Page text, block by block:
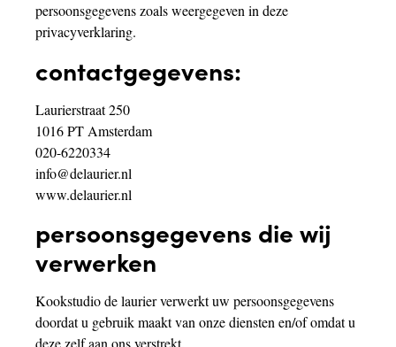
persoonsgegevens zoals weergegeven in deze
privacyverklaring.
contactgegevens:
Laurierstraat 250
1016 PT Amsterdam
020-6220334
info@delaurier.nl
www.delaurier.nl
persoonsgegevens die wij
verwerken
Kookstudio de laurier verwerkt uw persoonsgegevens
doordat u gebruik maakt van onze diensten en/of omdat u
deze zelf aan ons verstrekt.